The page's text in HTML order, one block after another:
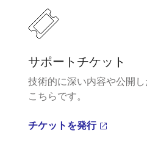
サポートチケット
技術的に深い内容や公開
こちらです。
チケットを発行